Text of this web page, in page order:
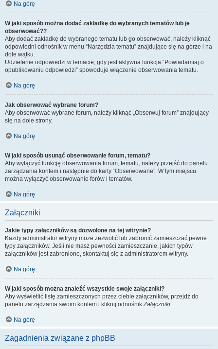
Na górę
W jaki sposób można dodać zakładkę do wybranych tematów lub je
obserwować??
Aby dodać zakładkę do wybranego tematu lub go obserwować, należy kliknąć
odpowiedni odnośnik w menu “Narzędzia tematu” znajdujące się na górze i na
dole wątku.
Udzielenie odpowiedzi w temacie, gdy jest aktywna funkcja “Powiadamiaj o
opublikowaniu odpowiedzi” spowoduje włączenie obserwowania tematu.
Na górę
Jak obserwować wybrane forum?
Aby obserwować wybrane forum, należy kliknąć „Obserwuj forum” znajdujący
się na dole strony.
Na górę
W jaki sposób usunąć obserwowanie forum, tematu?
Aby wyłączyć funkcję obserwowania forum, tematu, należy przejść do panelu
zarządzania kontem i następnie do karty “Obserwowane”. W tym miejscu
można wyłączyć obserwowanie forów i tematów.
Na górę
Załączniki
Jakie typy załączników są dozwolone na tej witrynie?
Każdy administrator witryny może zezwolić lub zabronić zamieszczać pewne
typy załączników. Jeśli nie masz pewności zamieszczanie, jakich typów
załączników jest zabronione, skontaktuj się z administratorem witryny.
Na górę
W jaki sposób można znaleźć wszystkie swoje załączniki?
Aby wyświetlić listę zamieszczonych przez ciebie załączników, przejdź do
panelu zarządzania swoim kontem i kliknij odnośnikZałączniki.
Na górę
Zagadnienia związane z phpBB